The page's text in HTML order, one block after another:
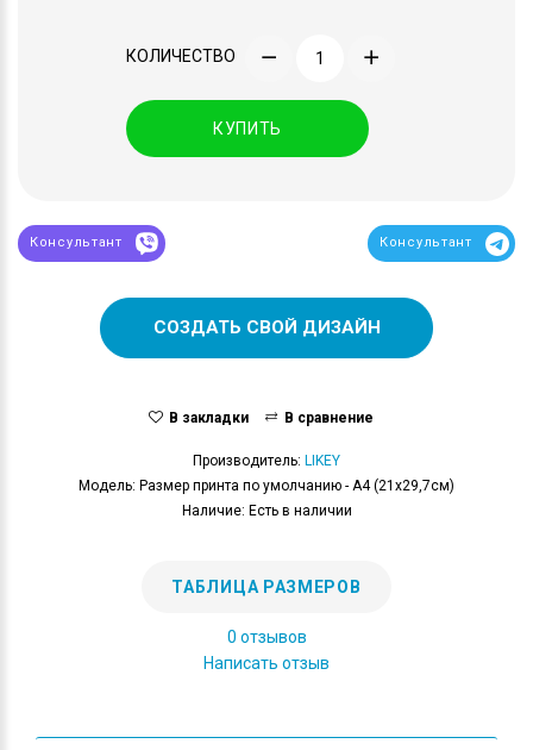
КОЛИЧЕСТВО
КУПИТЬ
Консультант Консультант
СОЗДАТЬ СВОЙ ДИЗАЙН
В закладки В сравнение
Производитель: LIKEY
Модель: Размер принта по умолчанию - А4 (21x29,7см)
Наличие: Есть в наличии
ТАБЛИЦА РАЗМЕРОВ
0 отзывов
Написать отзыв